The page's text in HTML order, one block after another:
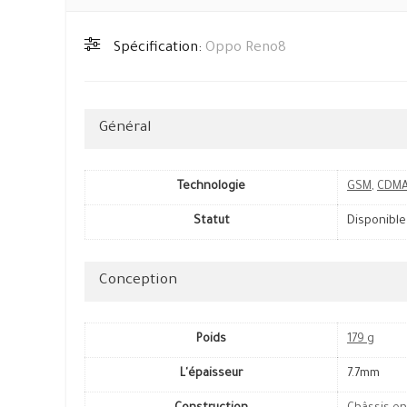
Spécification: Oppo Reno8
Général
Technologie GSM,
Statut Disponible
Conception
Poids 179 g
L'épaisseur 7.7mm